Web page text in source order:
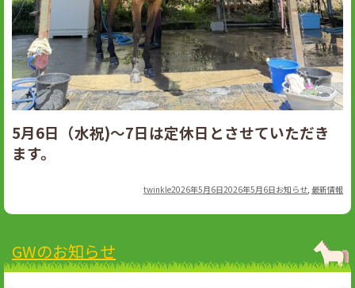
5月6日（水祝)～7日は定休日とさせていただき
ます。
Author
twinklePosted
2026年5月6日2026年5月6日Categories
お知らせ 最新情報
GWのお知らせ